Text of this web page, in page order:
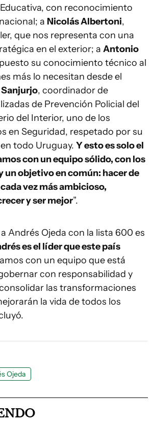
con reconocimiento
a Nicolás Albertoni,
que nos representa con una
en el exterior; a Antonio
su conocimiento técnico al
más lo necesitan desde el
, coordinador de
de Prevención Policial del
del Interior, uno de los
en Seguridad, respetado por su
todo Uruguay. Y esto es solo el
con un equipo sólido, con los
un objetivo en común: hacer de
vez más ambicioso,
y ser mejor”.
Andrés Ojeda con la lista 600 es
es el líder que este país
con un equipo que está
con responsabilidad y
las transformaciones
la vida de todos los
Ojeda